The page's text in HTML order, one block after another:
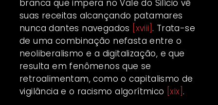
branca que impera no Vale do Silício vê
suas receitas alcançando patamares
nunca dantes navegados [xviii] . Trata-se
de uma combinação nefasta entre o
neoliberalismo e a digitalização, e que
resulta em fenômenos que se
retroalimentam, como o capitalismo de
vigilância e o racismo algorítmico [xix] .